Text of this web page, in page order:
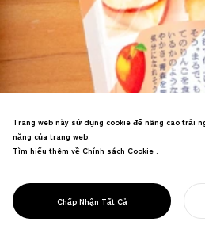
PROJECT
OYATSU TIMES
Trang web này sử dụng cookie để nâng cao trải
năng của trang web.
Tìm hiểu thêm về Chính sách Cookie
Chính sách Cookie .
Chấp Nhận Tất Cả